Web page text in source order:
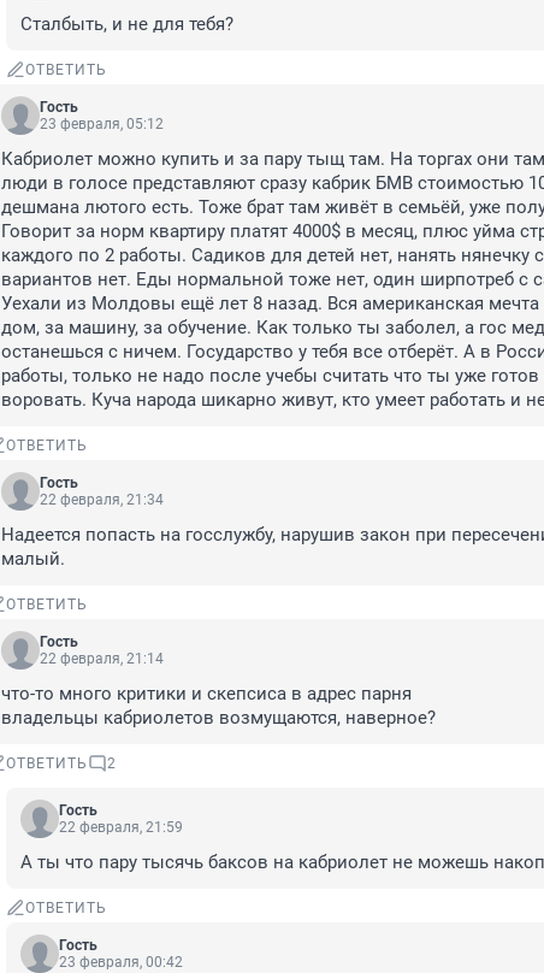
Сталбыть, и не для тебя?
ОТВЕТИТЬ
Гость
23 февраля, 05:12
Кабриолет можно купить и за пару тыщ там. На торгах они
люди в голосе представляют сразу кабрик БМВ стоимостью
дешмана лютого есть. Тоже брат там живёт в семьёй, уже
Говорит за норм квартиру платят 4000$ в месяц, плюс уйма
каждого по 2 работы. Садиков для детей нет, нанять нянечку
вариантов нет. Еды нормальной тоже нет, один ширпотреб с
Уехали из Молдовы ещё лет 8 назад. Вся американская мечта
дом, за машину, за обучение. Как только ты заболел, а гос
останешься с ничем. Государство у тебя все отберёт. А в
работы, только не надо после учебы считать что ты уже
воровать. Куча народа шикарно живут, кто умеет работать и
ОТВЕТИТЬ
Гость
22 февраля, 21:34
Надеется попасть на госслужбу, нарушив закон при
малый.
ОТВЕТИТЬ
Гость
22 февраля, 21:14
что-то много критики и скепсиса в адрес парня
владельцы кабриолетов возмущаются, наверное?
ОТВЕТИТЬ 2
Гость
22 февраля, 21:59
А ты что пару тысячь баксов на кабриолет не можешь
ОТВЕТИТЬ
Гость
23 февраля, 00:42